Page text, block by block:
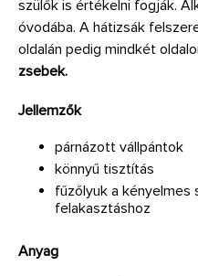
szülők is értékelni fogják.
óvodába. A hátizsák
oldalán pedig mindkét
zsebek.
Jellemzők
párnázott vállpántok
könnyű tisztítás
fűzőlyuk a kényelmes
felakasztáshoz
Anyag